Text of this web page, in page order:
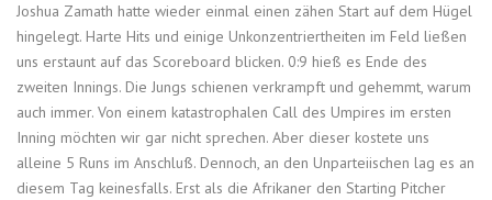
Joshua Zamath hatte wieder einmal einen zähen Start auf dem Hügel
hingelegt. Harte Hits und einige Unkonzentriertheiten im Feld ließen
uns erstaunt auf das Scoreboard blicken. 0:9 hieß es Ende des
zweiten Innings. Die Jungs schienen verkrampft und gehemmt, warum
auch immer. Von einem katastrophalen Call des Umpires im ersten
Inning möchten wir gar nicht sprechen. Aber dieser kostete uns
alleine 5 Runs im Anschluß. Dennoch, an den Unparteiischen lag es an
diesem Tag keinesfalls. Erst als die Afrikaner den Starting Pitcher